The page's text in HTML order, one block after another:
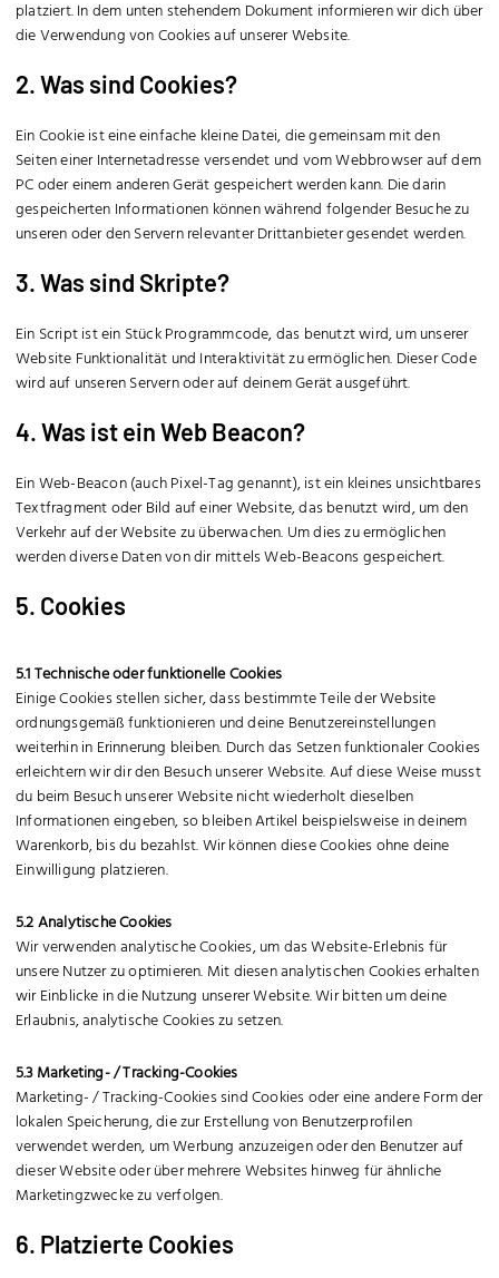
platziert. In dem unten stehendem Dokument informieren wir dich über
die Verwendung von Cookies auf unserer Website.
2. Was sind Cookies?
Ein Cookie ist eine einfache kleine Datei, die gemeinsam mit den
Seiten einer Internetadresse versendet und vom Webbrowser auf dem
PC oder einem anderen Gerät gespeichert werden kann. Die darin
gespeicherten Informationen können während folgender Besuche zu
unseren oder den Servern relevanter Drittanbieter gesendet werden.
3. Was sind Skripte?
Ein Script ist ein Stück Programmcode, das benutzt wird, um unserer
Website Funktionalität und Interaktivität zu ermöglichen. Dieser Code
wird auf unseren Servern oder auf deinem Gerät ausgeführt.
4. Was ist ein Web Beacon?
Ein Web-Beacon (auch Pixel-Tag genannt), ist ein kleines unsichtbares
Textfragment oder Bild auf einer Website, das benutzt wird, um den
Verkehr auf der Website zu überwachen. Um dies zu ermöglichen
werden diverse Daten von dir mittels Web-Beacons gespeichert.
5. Cookies
5.1 Technische oder funktionelle Cookies
Einige Cookies stellen sicher, dass bestimmte Teile der Website
ordnungsgemäß funktionieren und deine Benutzereinstellungen
weiterhin in Erinnerung bleiben. Durch das Setzen funktionaler Cookies
erleichtern wir dir den Besuch unserer Website. Auf diese Weise musst
du beim Besuch unserer Website nicht wiederholt dieselben
Informationen eingeben, so bleiben Artikel beispielsweise in deinem
Warenkorb, bis du bezahlst. Wir können diese Cookies ohne deine
Einwilligung platzieren.
5.2 Analytische Cookies
Wir verwenden analytische Cookies, um das Website-Erlebnis für
unsere Nutzer zu optimieren. Mit diesen analytischen Cookies erhalten
wir Einblicke in die Nutzung unserer Website. Wir bitten um deine
Erlaubnis, analytische Cookies zu setzen.
5.3 Marketing- / Tracking-Cookies
Marketing- / Tracking-Cookies sind Cookies oder eine andere Form der
lokalen Speicherung, die zur Erstellung von Benutzerprofilen
verwendet werden, um Werbung anzuzeigen oder den Benutzer auf
dieser Website oder über mehrere Websites hinweg für ähnliche
Marketingzwecke zu verfolgen.
6. Platzierte Cookies